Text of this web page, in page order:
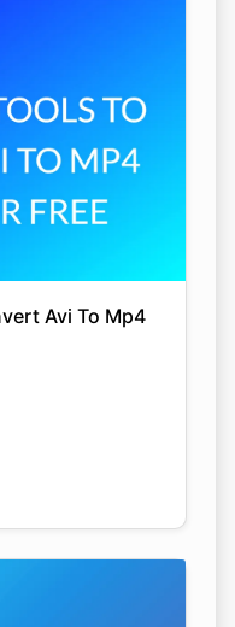
Avi To Mp4